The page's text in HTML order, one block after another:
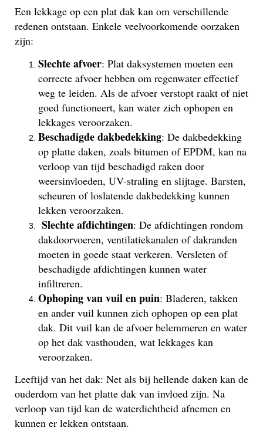
Een lekkage op een plat dak kan om verschillende
redenen ontstaan. Enkele veelvoorkomende oorzaken
zijn:
Slechte afvoer: Plat daksystemen moeten een
correcte afvoer hebben om regenwater effectief
weg te leiden. Als de afvoer verstopt raakt of niet
goed functioneert, kan water zich ophopen en
lekkages veroorzaken.
Beschadigde dakbedekking: De dakbedekking
op platte daken, zoals bitumen of EPDM, kan na
verloop van tijd beschadigd raken door
weersinvloeden, UV-straling en slijtage. Barsten,
scheuren of loslatende dakbedekking kunnen
lekken veroorzaken.
Slechte afdichtingen: De afdichtingen rondom
dakdoorvoeren, ventilatiekanalen of dakranden
moeten in goede staat verkeren. Versleten of
beschadigde afdichtingen kunnen water
infiltreren.
Ophoping van vuil en puin: Bladeren, takken
en ander vuil kunnen zich ophopen op een plat
dak. Dit vuil kan de afvoer belemmeren en water
op het dak vasthouden, wat lekkages kan
veroorzaken.
Leeftijd van het dak: Net als bij hellende daken kan de
ouderdom van het platte dak van invloed zijn. Na
verloop van tijd kan de waterdichtheid afnemen en
kunnen er lekken ontstaan.